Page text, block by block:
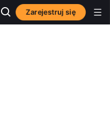
Zarejestruj się